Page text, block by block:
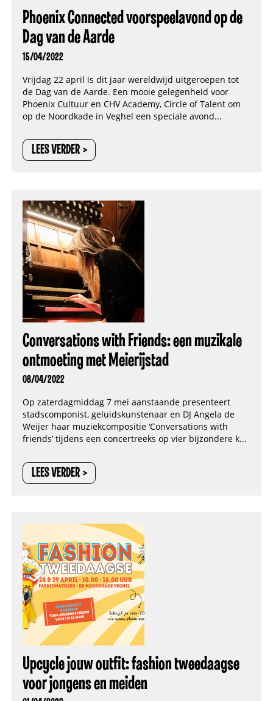
Phoenix Connected voorspeelavond op de
Dag van de Aarde
15/04/2022
Vrijdag 22 april is dit jaar wereldwijd uitgeroepen tot
de Dag van de Aarde. Een mooie gelegenheid voor
Phoenix Cultuur en CHV Academy, Circle of Talent om
op de Noordkade in Veghel een speciale avond...
LEES VERDER
Conversations with Friends: een muzikale
ontmoeting met Meierijstad
08/04/2022
Op zaterdagmiddag 7 mei aanstaande presenteert
stadscomponist, geluidskunstenaar en DJ Angela de
Weijer haar muziekcompositie ‘Conversations with
friends’ tijdens een concertreeks op vier bijzondere k...
LEES VERDER
Upcycle jouw outfit: fashion tweedaagse
voor jongens en meiden